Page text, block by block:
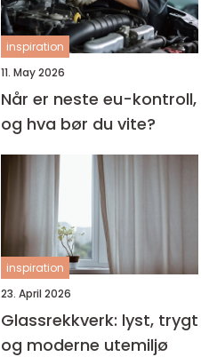
inspiration
11. May 2026
Når er neste eu-kontroll,
og hva bør du vite?
inspiration
23. April 2026
Glassrekkverk: lyst, trygt
og moderne utemiljø